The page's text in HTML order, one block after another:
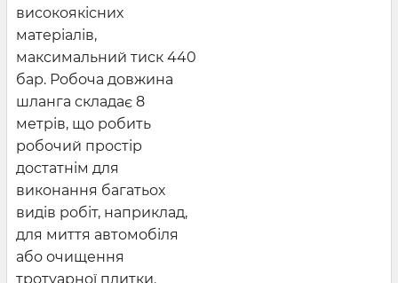
високоякісних
матеріалів,
максимальний тиск 440
бар. Робоча довжина
шланга складає 8
метрів, що робить
робочий простір
достатнім для
виконання багатьох
видів робіт, наприклад,
для миття автомобіля
або очищення
тротуарної плитки.